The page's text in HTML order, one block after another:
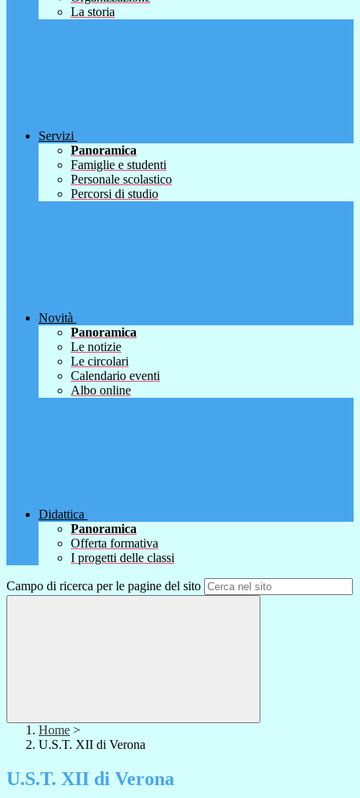
La storia
Servizi
Panoramica
Famiglie e studenti
Personale scolastico
Percorsi di studio
Novità
Panoramica
Le notizie
Le circolari
Calendario eventi
Albo online
Didattica
Panoramica
Offerta formativa
I progetti delle classi
Campo di ricerca per le pagine del sito
Home >
U.S.T. XII di Verona
U.S.T. XII di Verona